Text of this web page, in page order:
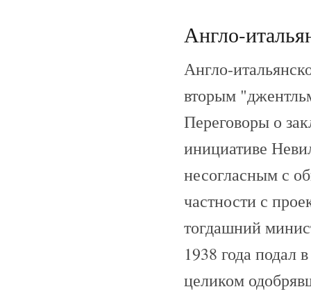
Англо-
Англо-
вторым
Переговоры о
инициативе
несогласным с
частности с
тогдашний
1938 года подал
целиком